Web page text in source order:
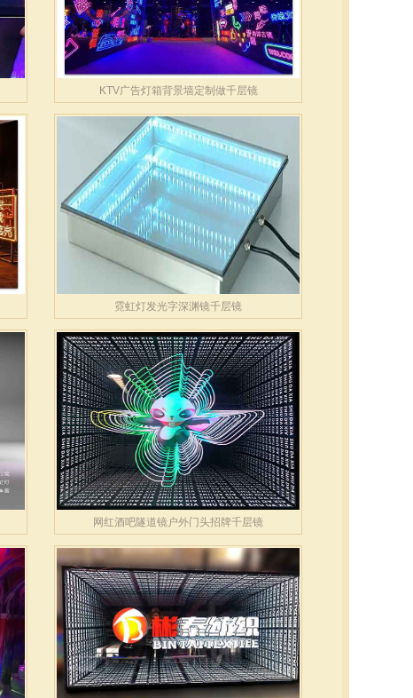
KTV广告灯箱背景墙定制做千层镜
霓虹灯发光字深渊镜千层镜
网红酒吧隧道镜户外门头招牌千层镜